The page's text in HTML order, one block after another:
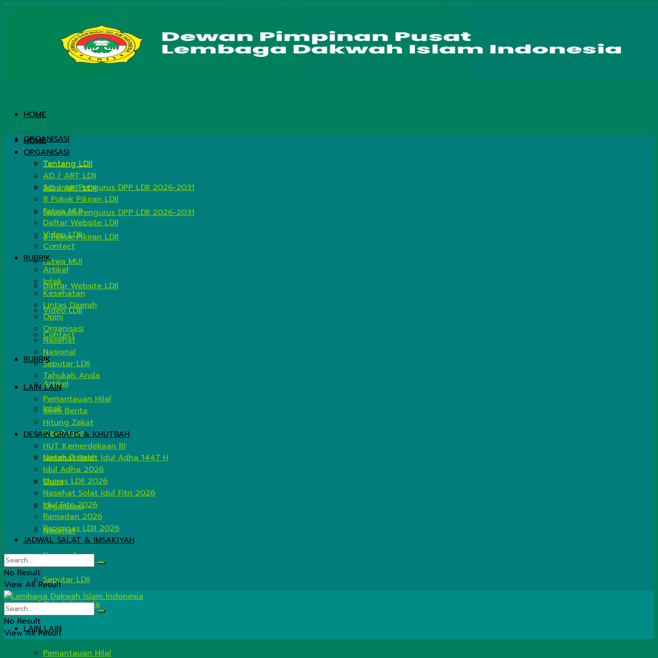
HOME
ORGANISASI
Tentang LDII
AD / ART LDII
Susunan Pengurus DPP LDII 2026-2031
8 Pokok Pikiran LDII
Fatwa MUI
Daftar Website LDII
Video LDII
Contact
RUBRIK
Artikel
Iptek
Kesehatan
Lintas Daerah
Opini
Organisasi
Nasehat
Nasional
Seputar LDII
Tahukah Anda
LAIN LAIN
Pemantauan Hilal
HOME
ORGANISASI
Tentang LDII
AD / ART LDII
Susunan Pengurus DPP LDII 2026-2031
8 Pokok Pikiran LDII
Fatwa MUI
Daftar Website LDII
Video LDII
Contact
RUBRIK
Artikel
Iptek
Kesehatan
Lintas Daerah
Opini
Organisasi
Nasehat
Nasional
Seputar LDII
Tahukah Anda
LAIN LAIN
Pemantauan Hilal
Kirim Berita
Hitung Zakat
DESAIN GRAFIS & KHUTBAH
HUT Kemerdekaan RI
Nasehat Salat Idul Adha 1447 H
Idul Adha 2026
Munas LDII 2026
Nasehat Solat Idul Fitri 2026
Idul Fitri 2026
Ramadan 2026
Rapimnas LDII 2026
JADWAL SALAT & IMSAKIYAH
No Result
View All Result
No Result
View All Result